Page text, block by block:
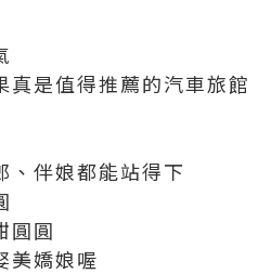
真是值得推薦的汽車旅館
、伴娘都能站得下
圓圓
美嬌娘喔